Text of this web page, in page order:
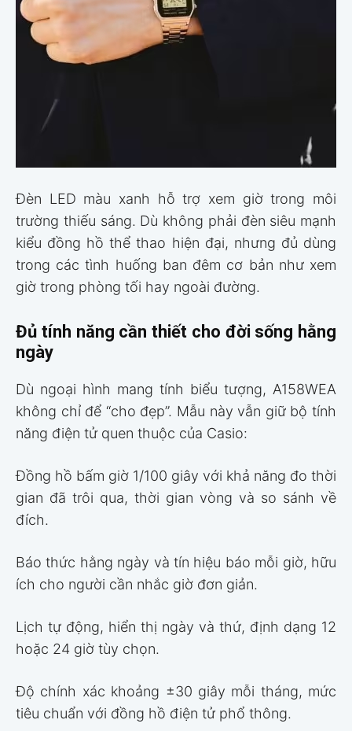
Đèn LED màu xanh hỗ trợ xem giờ trong môi
trường thiếu sáng. Dù không phải đèn siêu mạnh
kiểu đồng hồ thể thao hiện đại, nhưng đủ dùng
trong các tình huống ban đêm cơ bản như xem
giờ trong phòng tối hay ngoài đường.
Đủ tính năng cần thiết cho đời sống hằng
ngày
Dù ngoại hình mang tính biểu tượng, A158WEA
không chỉ để “cho đẹp”. Mẫu này vẫn giữ bộ tính
năng điện tử quen thuộc của Casio:
Đồng hồ bấm giờ 1/100 giây với khả năng đo thời
gian đã trôi qua, thời gian vòng và so sánh về
đích.
Báo thức hằng ngày và tín hiệu báo mỗi giờ, hữu
ích cho người cần nhắc giờ đơn giản.
Lịch tự động, hiển thị ngày và thứ, định dạng 12
hoặc 24 giờ tùy chọn.
Độ chính xác khoảng ±30 giây mỗi tháng, mức
tiêu chuẩn với đồng hồ điện tử phổ thông.